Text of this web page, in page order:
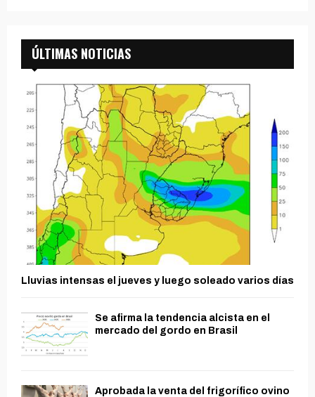
ÚLTIMAS NOTICIAS
Lluvias intensas el jueves y luego soleado varios días
Se afirma la tendencia alcista en el
mercado del gordo en Brasil
Aprobada la venta del frigorífico ovino